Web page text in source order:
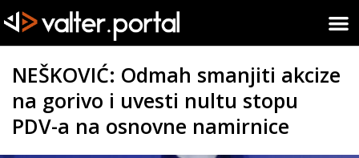
NEŠKOVIĆ: Odmah smanjiti akcize
na gorivo i uvesti nultu stopu
PDV-a na osnovne namirnice